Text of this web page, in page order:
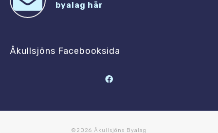
byalag här
Åkullsjöns Facebooksida
©2026 Åkullsjöns Byalag